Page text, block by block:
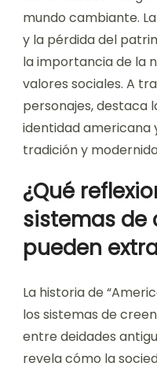
mundo cambiante.
y la pérdida del
la importancia de la
valores sociales. A
personajes, destaca
identidad americana
tradición y
¿Qué
sistemas de
pueden
La historia de
los sistemas de
entre deidades
revela cómo la